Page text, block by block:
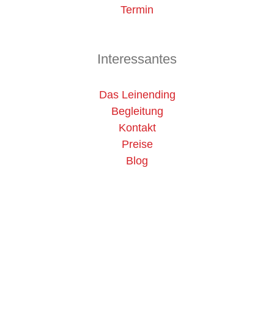
Termin
Interessantes
Das Leinending
Begleitung
Kontakt
Preise
Blog